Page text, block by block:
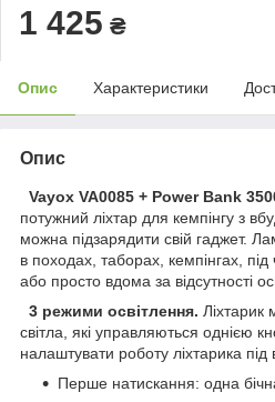
1 425 ₴
Опис Характеристики
Опис
Vayox VA0085 + Power Bank
потужний ліхтар для кемпінгу з
можна підзарядити свій гаджет.
в походах, таборах, кемпінгах,
або просто вдома за відсутності
3 режими освітлення.
світла, які управляються однією
налаштувати роботу ліхтарика під
Перше натискання: одна